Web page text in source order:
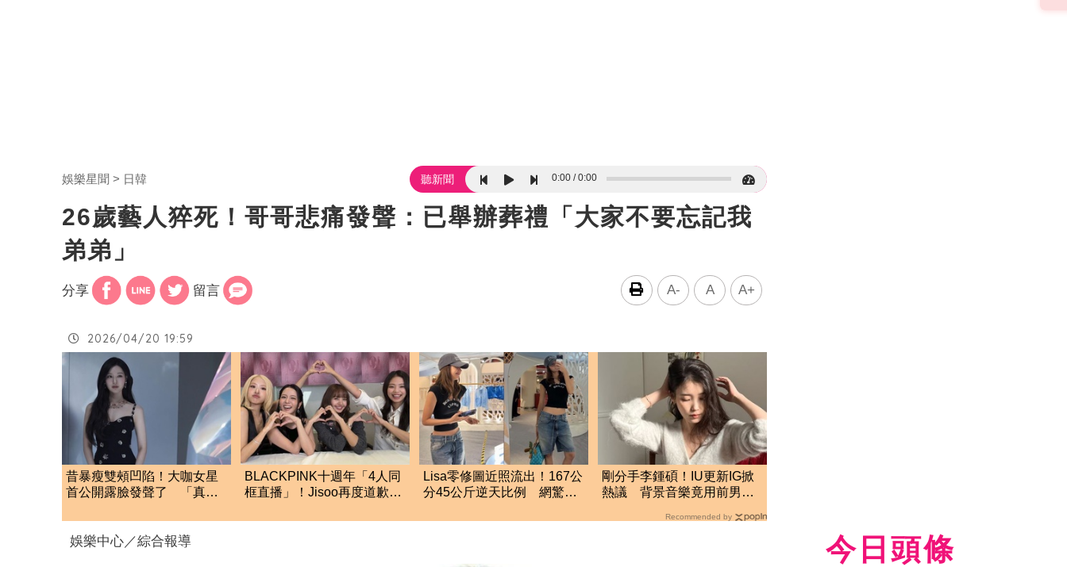
娛樂星聞 日韓 聽新聞 0:00 0:00
26歲藝人猝死！哥哥悲痛發聲：已舉辦葬禮「大家不要忘記我
弟弟」
分享 留言 A- A A+
2026/04/20 19:59
昔暴瘦雙頰凹陷！大咖女星
首公開露臉發聲了 「真實
BLACKPINK十週年「4人同
框直播」！Jisoo再度道歉認
Lisa零修圖近照流出！167公
分45公斤逆天比例 網驚：
剛分手李鍾碩！IU更新IG掀
熱議 背景音樂竟用前男友
Recommended by
娛樂中心／綜合報導 今日頭條